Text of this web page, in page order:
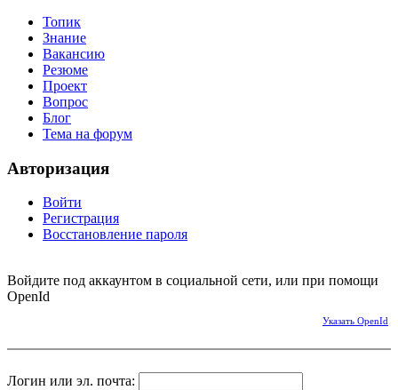
Топик
Знание
Вакансию
Резюме
Проект
Вопрос
Блог
Тема на форум
Авторизация
Войти
Регистрация
Восстановление пароля
Войдите под аккаунтом в социальной сети, или при помощи
OpenId
Указать OpenId
Логин или эл. почта: